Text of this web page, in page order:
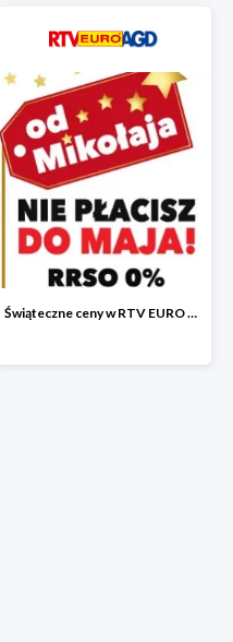
Świąteczne ceny w RTV EURO AGD